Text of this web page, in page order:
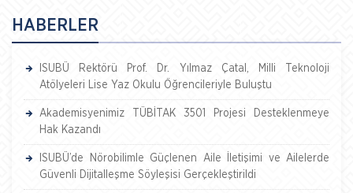
HABERLER
ISUBÜ Rektörü Prof. Dr. Yılmaz Çatal, Milli Teknoloji
Atölyeleri Lise Yaz Okulu Öğrencileriyle Buluştu
Akademisyenimiz TÜBİTAK 3501 Projesi Desteklenmeye
Hak Kazandı
ISUBÜ’de Nörobilimle Güçlenen Aile İletişimi ve Ailelerde
Güvenli Dijitalleşme Söyleşisi Gerçekleştirildi